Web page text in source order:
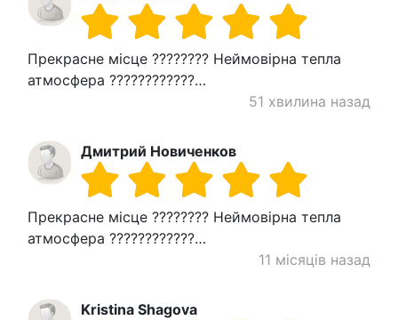
Прекрасне місце ????????️ Неймовірна тепла
атмосфера ????????????…
51 хвилина назад
Дмитрий Новиченков
Прекрасне місце ????????️ Неймовірна тепла
атмосфера ????????????…
11 місяців назад
Kristina Shagova